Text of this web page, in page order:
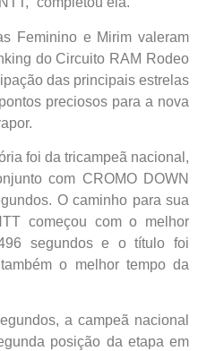
Feminino e Mirim valeram
do Circuito RAM Rodeo
das principais estrelas
preciosos para a nova
foi da tricampeã nacional,
com CROMO DOWN
O caminho para sua
começou com o melhor
segundos e o título foi
o melhor tempo da
a campeã nacional
posição da etapa em